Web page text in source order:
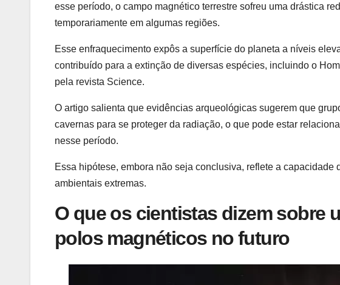
esse período, o campo magnético terrestre sofreu uma drástica
temporariamente em algumas regiões.
Esse enfraquecimento expôs a superfície do planeta a níveis
contribuído para a extinção de diversas espécies, incluindo o
pela revista Science.
O artigo salienta que evidências arqueológicas sugerem que
cavernas para se proteger da radiação, o que pode estar
nesse período.
Essa hipótese, embora não seja conclusiva, reflete a
ambientais extremas.
O que os cientistas dizem sobre
polos magnéticos no futuro